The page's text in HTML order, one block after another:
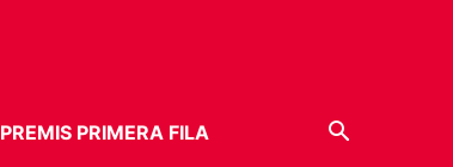
PREMIS PRIMERA FILA